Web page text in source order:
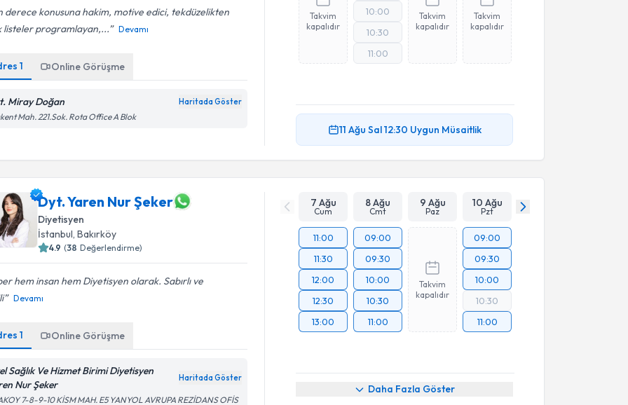
derece konusuna hakim, motive edici, tekdüzelikten
listeler programlayan,...
Devamı
1 Online Görüşme
Miray Doğan Haritada Göster
Mah. 221.Sok. Rota Office A Blok
Takvim
kapalıdır
10:00
10:30
11:00
Takvim
kapalıdır
Takvim
kapalıdır
11 Ağu Sal12:30 Uygun Müsaitlik
Dyt. Yaren Nur Şeker
Diyetisyen
İstanbul, Bakırköy
4.9 (38 Değerlendirme)
hem insan hem Diyetisyen olarak. Sabırlı ve
Devamı
1 Online Görüşme
Sağlık Ve Hizmet Birimi Diyetisyen
Nur Şeker
Haritada Göster
7-8-9-10 KİSM MAH. E5 YANYOL AVRUPA REZİDANS OFİS
7 Ağu
Cum
8 Ağu
Cmt
9 Ağu
Paz
10 Ağu
Pzt
11:00
11:30
12:00
12:30
13:00
09:00
09:30
10:00
10:30
11:00
Takvim
kapalıdır
09:00
09:30
10:00
10:30
11:00
Daha Fazla Göster